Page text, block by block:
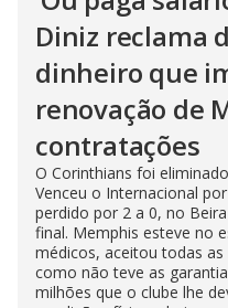
Diniz reclama
dinheiro que
renovação de
contratações
O Corinthians foi
Venceu o Internacional
perdido por 2 a 0, no
final. Memphis esteve no
médicos, aceitou todas
como não teve as
milhões que o clube lhe